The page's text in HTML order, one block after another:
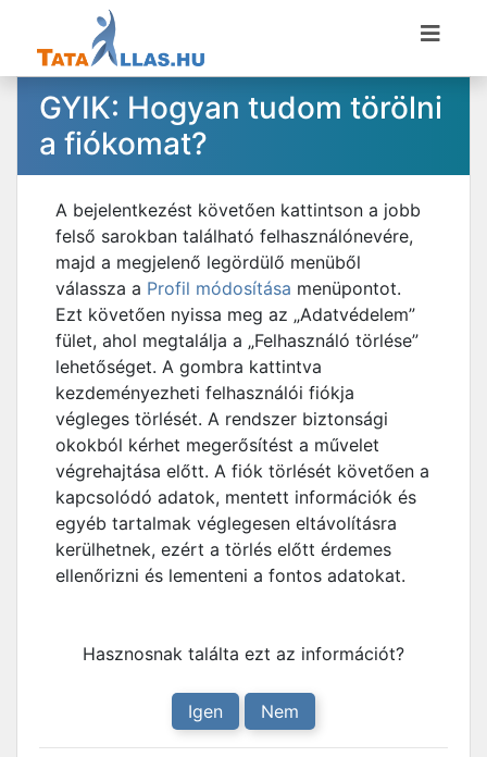
GYIK: Hogyan tudom törölni
a fiókomat?
A bejelentkezést követően kattintson a jobb
felső sarokban található felhasználónevére,
majd a megjelenő legördülő menüből
válassza a Profil módosítása menüpontot.
Ezt követően nyissa meg az „Adatvédelem”
fület, ahol megtalálja a „Felhasználó törlése”
lehetőséget. A gombra kattintva
kezdeményezheti felhasználói fiókja
végleges törlését. A rendszer biztonsági
okokból kérhet megerősítést a művelet
végrehajtása előtt. A fiók törlését követően a
kapcsolódó adatok, mentett információk és
egyéb tartalmak véglegesen eltávolításra
kerülhetnek, ezért a törlés előtt érdemes
ellenőrizni és lementeni a fontos adatokat.
Hasznosnak találta ezt az információt?
Igen Nem